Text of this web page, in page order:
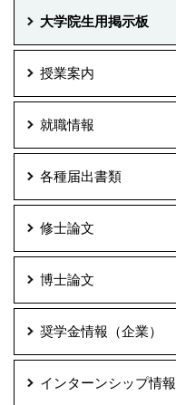
大学院生用掲示板
授業案内
就職情報
各種届出書類
修士論文
博士論文
奨学金情報（企業）
インターンシップ情報